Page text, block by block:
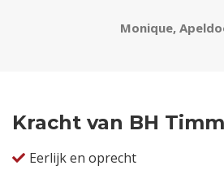
Monique,
Kracht van BH
Eerlijk en oprecht